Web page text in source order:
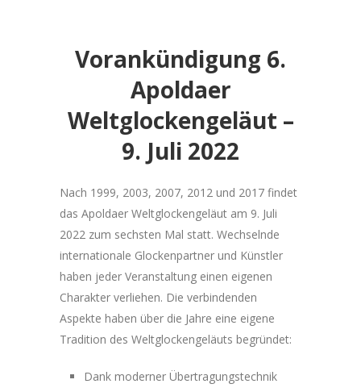
Vorankündigung 6.
Apoldaer
Weltglockengeläut –
9. Juli 2022
Nach 1999, 2003, 2007, 2012 und 2017 findet
das Apoldaer Weltglockengeläut am 9. Juli
2022 zum sechsten Mal statt. Wechselnde
internationale Glockenpartner und Künstler
haben jeder Veranstaltung einen eigenen
Charakter verliehen. Die verbindenden
Aspekte haben über die Jahre eine eigene
Tradition des Weltglockengeläuts begründet:
Dank moderner Übertragungstechnik